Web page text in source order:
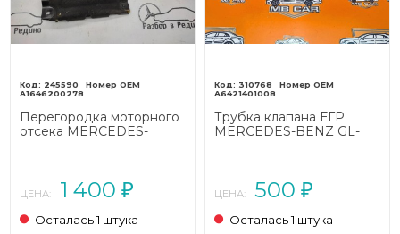
245590
A1646200278
Перегородка моторного
отсека MERCEDES-
ЦЕНА: 1 400 ₽
Осталась 1 штука
310768
A6421401008
Трубка клапана ЕГР
MERCEDES-BENZ GL-
ЦЕНА: 500 ₽
Осталась 1 штука